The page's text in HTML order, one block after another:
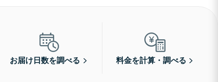
お届け日数を調べる 料金を計算・調べる